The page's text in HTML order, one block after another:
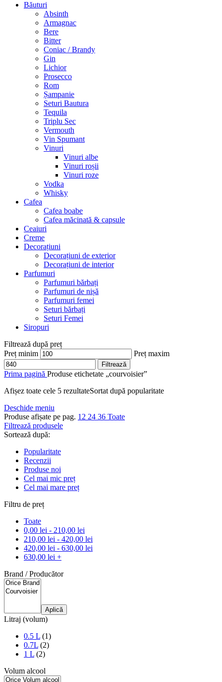
Băuturi
Absinth
Armagnac
Bere
Bitter
Coniac / Brandy
Gin
Lichior
Prosecco
Rom
Șampanie
Seturi Bautura
Tequila
Triplu Sec
Vermouth
Vin Spumant
Vinuri
Vinuri albe
Vinuri roșii
Vinuri roze
Vodka
Whisky
Cafea
Cafea boabe
Cafea măcinată & capsule
Ceaiuri
Creme
Decorațiuni
Decorațiuni de exterior
Decorațiuni de interior
Parfumuri
Parfumuri bărbați
Parfumuri de nișă
Parfumuri femei
Seturi bărbați
Seturi Femei
Siropuri
Filtrează după preț
Preț minim
Preț maxim
Filtrează
Prima pagină Produse etichetate „courvoisier”
Afișez toate cele 5 rezultateSortat după popularitate
Deschide meniu
Produse afișate pe pag. 12 24 36 Toate
Filtrează produsele
Sortează după:
Popularitate
Recenzii
Produse noi
Cel mai mic preț
Cel mai mare preț
Filtru de preț
Toate
0,00 lei - 210,00 lei
210,00 lei - 420,00 lei
420,00 lei - 630,00 lei
630,00 lei +
Brand / Producător
Aplică
Litraj (volum)
0.5 L (1)
0.7L (2)
1 L (2)
Volum alcool